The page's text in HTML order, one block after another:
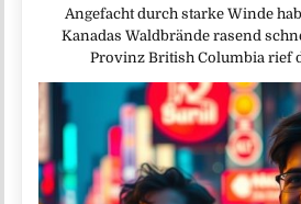
Angefacht durch starke Winde
Kanadas Waldbrände rasend
Provinz British Columbia rief